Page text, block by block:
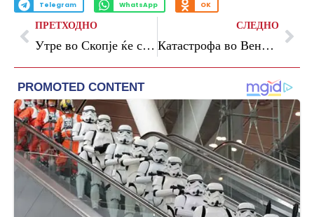
Telegram WhatsApp OK
ПРЕТХОДНО
Утре во Скопје ќе се прска против комарци
СЛЕДНО
Катастрофа во Венецуела: Речиси 920 загинати, милиони луѓе погодени